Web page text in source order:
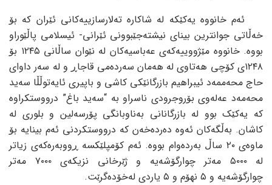
ئەم خانووە یەکێکە لە شاکارە تەلارسازییەکانی ئێران کە بۆ
خەڵاتی جوانترین بینای نیشتەجێبوونی ئێرانی- ئیسلامی پاڵێوراو
بووە. خانووە مێژووییەکەی عەباسیەکان لە نێوان ساڵانی ١٢٤٥ بۆ
١٢٤٨ی کۆچی هەتاوی لە هەمان سەردەمی قاجاڕ و لە سەر داوای
حاج محەممەد ئیبراهیم بازرگانێکی کاشی و باپیری ئایەتوڵڵا سەید
محەمەد عەلەوی بۆروجرودی ناسراو بە “سەید باغ” درووستکراوە
کە یەکێک بوو لە بازرگانانی بەناوبانگی پۆرسەلین و بلوری لە
کاشان. بەڵگەکان ئەوە دەردەخەن کە درووستکردنی ئەم بینایە بۆ
ماوەی ٢٠ ساڵ بەردەوام بووە. ئەم کۆمپلێکسە ڕووبەرەکەی زیاتر
لە ٥٠٠٠ مەتر چوارگۆشەیە و ژێرخانی نزیکەی ٧٠٠٠ مەتر
چوارگۆشەیە و ٥ نهۆم و ٥ یاردی لەخۆدەگرێت.